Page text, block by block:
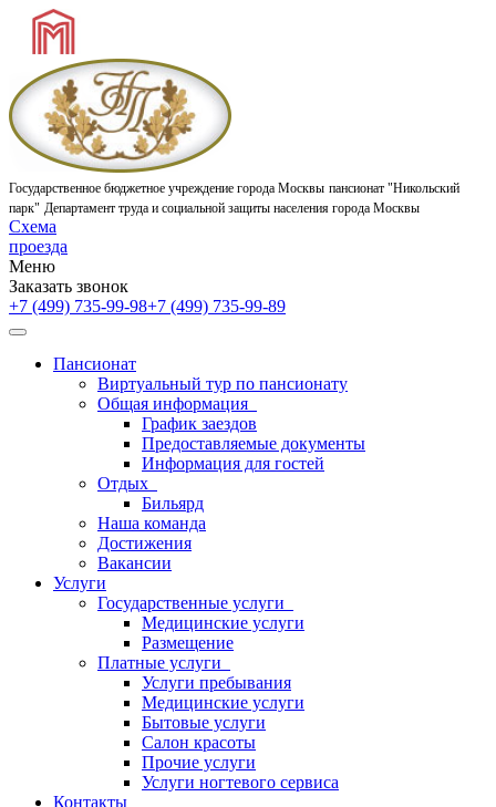
Государственное бюджетное учреждение города Москвы пансионат "Никольский
парк" Департамент труда и социальной защиты населения города Москвы
Схема
проезда
Меню
Заказать звонок
+7 (499) 735-99-98+7 (499) 735-99-89
Пансионат
Виртуальный тур по пансионату
Общая информация
График заездов
Предоставляемые документы
Информация для гостей
Отдых
Бильярд
Наша команда
Достижения
Вакансии
Услуги
Государственные услуги
Медицинские услуги
Размещение
Платные услуги
Услуги пребывания
Медицинские услуги
Бытовые услуги
Салон красоты
Прочие услуги
Услуги ногтевого сервиса
Контакты